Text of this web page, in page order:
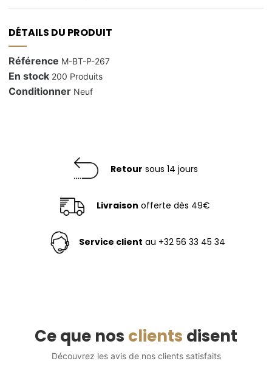
DÉTAILS DU PRODUIT
Référence M-BT-P-267
En stock 200 Produits
Conditionner Neuf
Retour sous 14 jours
Livraison offerte dès 49€
Service client au +32 56 33 45 34
Ce que nos clients disent
Découvrez les avis de nos clients satisfaits